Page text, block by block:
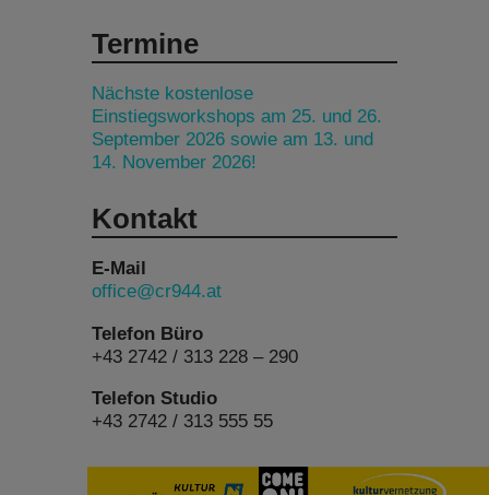
Termine
Nächste kostenlose
Einstiegsworkshops am 25. und 26.
September 2026 sowie am 13. und
14. November 2026!
Kontakt
E-Mail
office@cr944.at
Telefon Büro
+43 2742 / 313 228 – 290
Telefon Studio
+43 2742 / 313 555 55